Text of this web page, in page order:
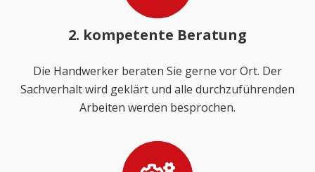
2. kompetente Beratung
Die Handwerker beraten Sie gerne vor Ort. Der
Sachverhalt wird geklärt und alle durchzuführenden
Arbeiten werden besprochen.